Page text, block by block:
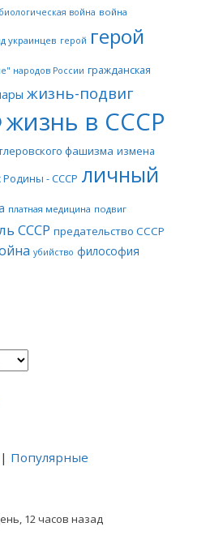
биологическая война война
украинцев герой герой
народов России гражданская
жизнь-подвиг
жизнь в СССР
фашизма измена
Родины - СССР личный
платная медицина подвиг
СССР предательство СССР
убийство философия
| Популярные
12 часов назад